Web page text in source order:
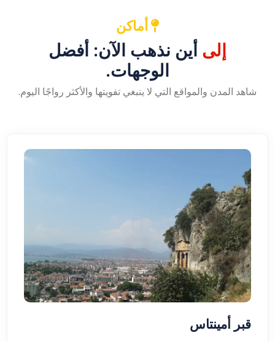
أماكن
إلى أين نذهب الآن: أفضل
الوجهات.
شاهد المدن والمواقع التي لا ينبغي تفويتها والأكثر رواجًا اليوم.
قبر أمينتاس